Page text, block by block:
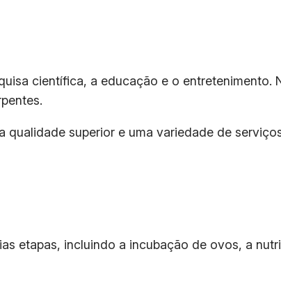
científica, a educação e o
superior e uma variedade de
etapas, incluindo a incubação de ovos, a